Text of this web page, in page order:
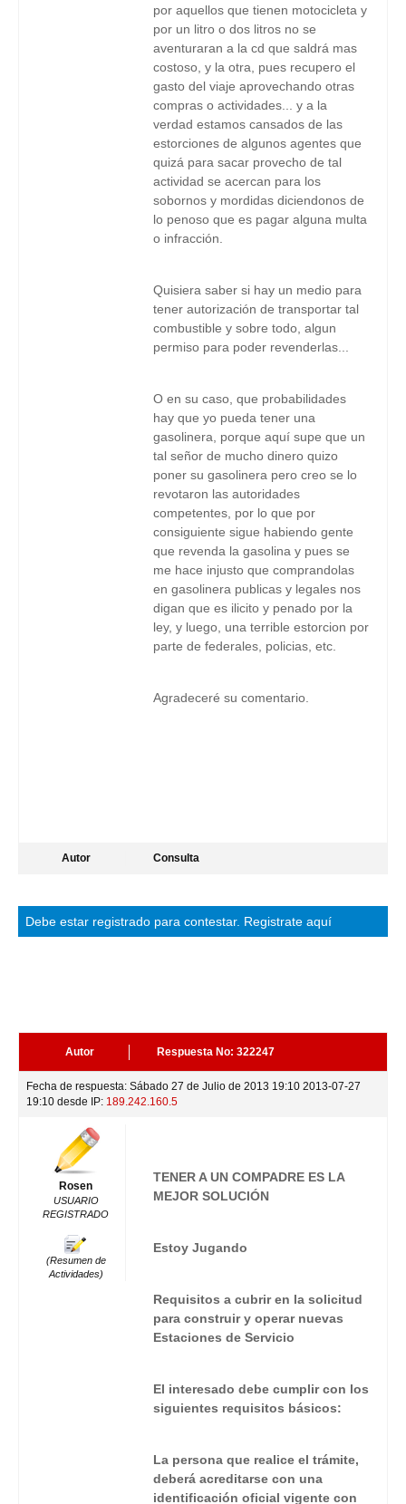
por aquellos que tienen motocicleta y
por un litro o dos litros no se
aventuraran a la cd que saldrá mas
costoso, y la otra, pues recupero el
gasto del viaje aprovechando otras
compras o actividades... y a la
verdad estamos cansados de las
estorciones de algunos agentes que
quizá para sacar provecho de tal
actividad se acercan para los
sobornos y mordidas diciendonos de
lo penoso que es pagar alguna multa
o infracción.
Quisiera saber si hay un medio para
tener autorización de transportar tal
combustible y sobre todo, algun
permiso para poder revenderlas...
O en su caso, que probabilidades
hay que yo pueda tener una
gasolinera, porque aquí supe que un
tal señor de mucho dinero quizo
poner su gasolinera pero creo se lo
revotaron las autoridades
competentes, por lo que por
consiguiente sigue habiendo gente
que revenda la gasolina y pues se
me hace injusto que comprandolas
en gasolinera publicas y legales nos
digan que es ilicito y penado por la
ley, y luego, una terrible estorcion por
parte de federales, policias, etc.
Agradeceré su comentario.
Autor Consulta
Debe estar registrado para contestar. Registrate aquí
Autor Respuesta No: 322247
Fecha de respuesta: Sábado 27 de Julio de 2013 19:10 2013-07-27
19:10 desde IP: 189.242.160.5
Rosen
USUARIO
REGISTRADO
(Resumen de
Actividades)
TENER A UN COMPADRE ES LA
MEJOR SOLUCIÓN
Estoy Jugando
Requisitos a cubrir en la solicitud
para construir y operar nuevas
Estaciones de Servicio
El interesado debe cumplir con los
siguientes requisitos básicos:
La persona que realice el trámite,
deberá acreditarse con una
identificación oficial vigente con